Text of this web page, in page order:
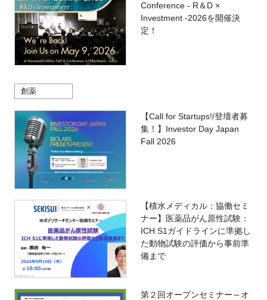
Conference - R＆D ×
Investment -2026を開催決
定！
創薬
【Call for Startups!/登壇者募
集！】Investor Day Japan
Fall 2026
【積水メディカル：協働セミ
ナー】医薬品がん原性試験：
ICH S1ガイドラインに準拠し
た動物試験の評価から事前準
備まで
第２回オープンセミナー～オ